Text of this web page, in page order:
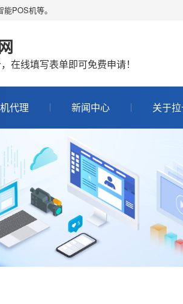
POS机等。
在线填写表单即可免费申请！
代理 新闻中心 关于